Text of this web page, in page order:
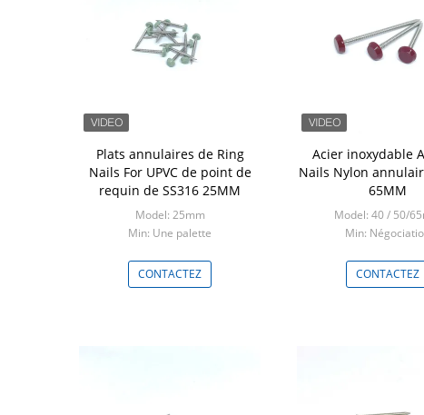
Plats annulaires de Ring
Nails For UPVC de point de
requin de SS316 25MM
Model: 25mm
Min: Une palette
CONTACTEZ
Acier inoxydable
Nails Nylon
65MM
Model: 40 / 50/
Min:
CONTACTEZ